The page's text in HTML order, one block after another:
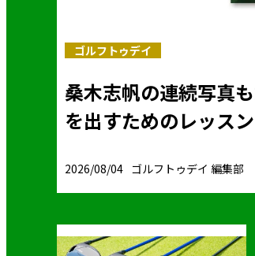
ゴルフトゥデイ
桑木志帆の連続写真
を出すためのレッス
2026/08/04 ゴルフトゥデイ 編集部